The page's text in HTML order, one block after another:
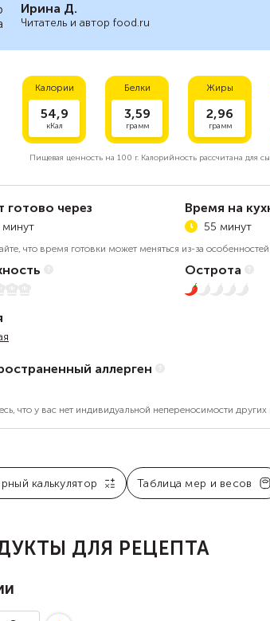
Ирина Д.
Читатель и автор food.ru
Калории
54,9
кКал
Белки
3,59
грамм
Жиры
2,96
грамм
Пищевая ценность на 100 г.Калорийность рассчитана для
готово через
минут
Время на
55 минут
что время готовки может меняться из-за
Острота
1 из 5
аллерген
что у вас нет индивидуальной непереносимости других
калькулятор Таблица мер и весов
ДЛЯ РЕЦЕПТА